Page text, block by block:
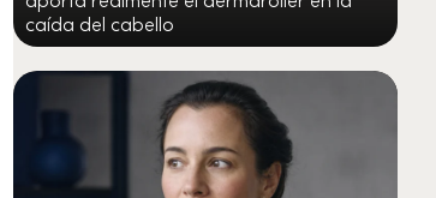
caída del cabello